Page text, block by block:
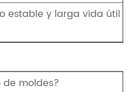
estable y larga vida útil
moldes?